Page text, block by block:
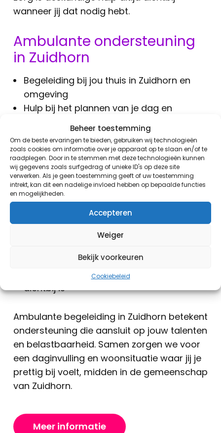
Beheer toestemming
Om de beste ervaringen te bieden, gebruiken wij technologieën
zoals cookies om informatie over je apparaat op te slaan en/of te
raadplegen. Door in te stemmen met deze technologieën kunnen
wij gegevens zoals surfgedrag of unieke ID's op deze site
verwerken. Als je geen toestemming geeft of uw toestemming
intrekt, kan dit een nadelige invloed hebben op bepaalde functies
en mogelijkheden.
Accepteren
Weiger
Bekijk voorkeuren
Cookiebeleid
wanneer jij dat nodig hebt.
Ambulante ondersteuning
in Zuidhorn
Begeleiding bij jou thuis in Zuidhorn en
omgeving
Hulp bij het plannen van je dag en
Ondersteuning bij administratie en
contact met instanties
Coaching bij sociale contacten en
omgaan met emoties
Specifieke hulp bij opvoedvragen voor
ouders
Nauwe samenwerking met het lokale
netwerk in het Westerkwartier
Begeleiding door een vast team dat altijd
dichtbij is
Ambulante begeleiding in Zuidhorn betekent
ondersteuning die aansluit op jouw talenten
en belastbaarheid. Samen zorgen we voor
een daginvulling en woonsituatie waar jij je
prettig bij voelt, midden in de gemeenschap
van Zuidhorn.
Meer informatie